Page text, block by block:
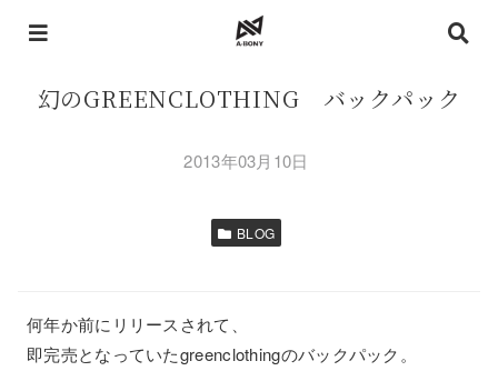
幻のGREENCLOTHING バックパック
2013年03月10日
BLOG
何年か前にリリースされて、
即完売となっていたgreenclothingのバックパック。